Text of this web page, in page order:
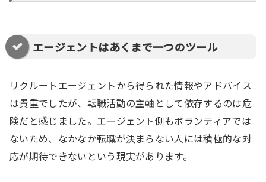
エージェントはあくまで一つのツール
リクルートエージェントから得られた情報やアドバイス
は貴重でしたが、転職活動の主軸として依存するのは危
険だと感じました。エージェント側もボランティアでは
ないため、なかなか転職が決まらない人には積極的な対
応が期待できないという現実があります。